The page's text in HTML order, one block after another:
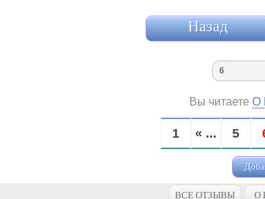
Назад
Вы читаете О
1 « ... 5
ВСЕ ОТЗЫВЫ О